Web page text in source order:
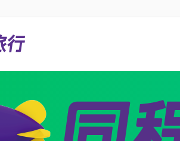
国际·港澳机票 同程商旅